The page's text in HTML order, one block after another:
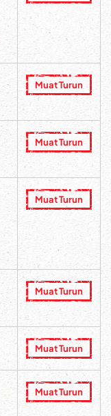
Muat Turun
Muat Turun
Muat Turun
Muat Turun
Muat Turun
Muat Turun